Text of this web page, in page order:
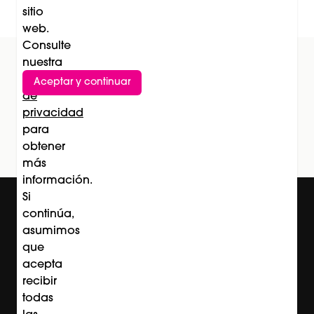
Suscríbete al newsletter
sitio
web.
Consulte
nuestra
Política
de
privacidad
para
obtener
más
información.
Si
continúa,
asumimos
que
acepta
recibir
todas
Aceptar y continuar